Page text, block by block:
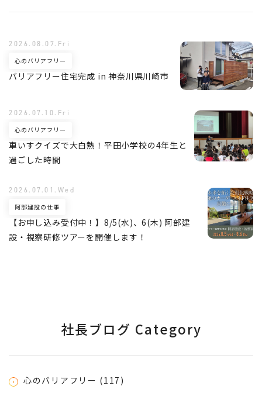
バリアフリー住宅完成 in 神奈川県川崎市
心のバリアフリー
2026.08.07.Fri
車いすクイズで大白熱！平田小学校の4年生と
過ごした時間
心のバリアフリー
2026.07.10.Fri
【お申し込み受付中！】8/5(水)、6(木) 阿部建
設・視察研修ツアーを開催します！
阿部建設の仕事
2026.07.01.Wed
社長ブログ Category
心のバリアフリー (117)